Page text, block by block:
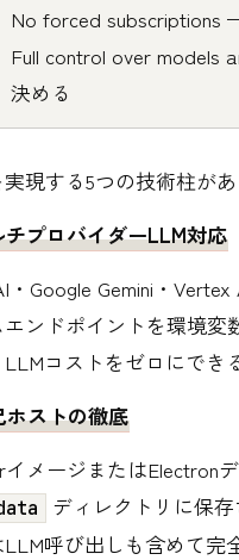
No forced subscriptions
Full control over models
決める
現する5つの技術柱があ
チプロバイダーLLM対応
・Google Gemini・
エンドポイントを環境
コストをゼロにでき
ホストの徹底
イメージまたはElectron
ディレクトリに保
呼び出しも含めて完